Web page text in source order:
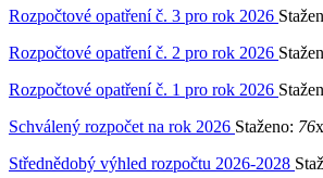
Rozpočtové opatření č. 3 pro rok 2026
Rozpočtové opatření č. 2 pro rok 2026
Rozpočtové opatření č. 1 pro rok 2026
Schválený rozpočet na rok 2026 Staženo: 76
Střednědobý výhled rozpočtu 2026-2028